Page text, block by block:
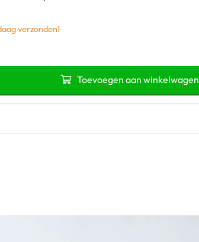
verzonden!
Toevoegen aan winkelwagen